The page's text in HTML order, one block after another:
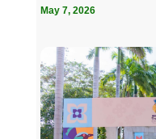
May 7, 2026